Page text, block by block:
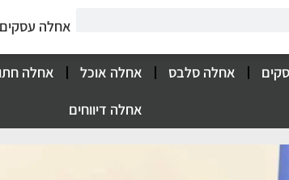
אחלה עסקים
אחלה סלבס אחלה אוכל אחלה
אחלה דיווחים